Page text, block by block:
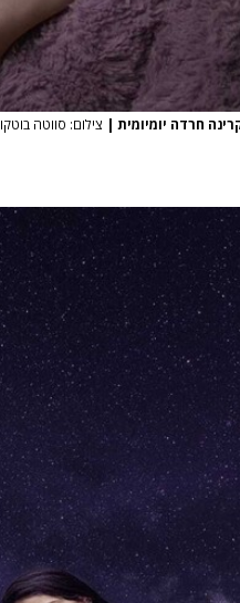
| צילום: סווטה בוטקו